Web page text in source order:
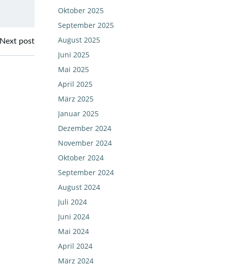
Next post
Oktober 2025
September 2025
August 2025
Juni 2025
Mai 2025
April 2025
März 2025
Januar 2025
Dezember 2024
November 2024
Oktober 2024
September 2024
August 2024
Juli 2024
Juni 2024
Mai 2024
April 2024
März 2024